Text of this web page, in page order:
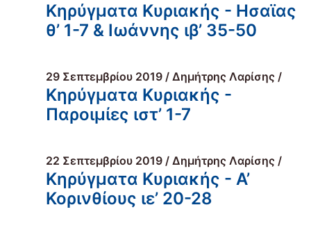
Κηρύγματα Κυριακής - Ησαϊας
θ’ 1-7 & Ιωάννης ιβ’ 35-50
29 Σεπτεμβρίου 2019 / Δημήτρης Λαρίσης /
Κηρύγματα Κυριακής -
Παροιμίες ιστ’ 1-7
22 Σεπτεμβρίου 2019 / Δημήτρης Λαρίσης /
Κηρύγματα Κυριακής - Α’
Κορινθίους ιε’ 20-28